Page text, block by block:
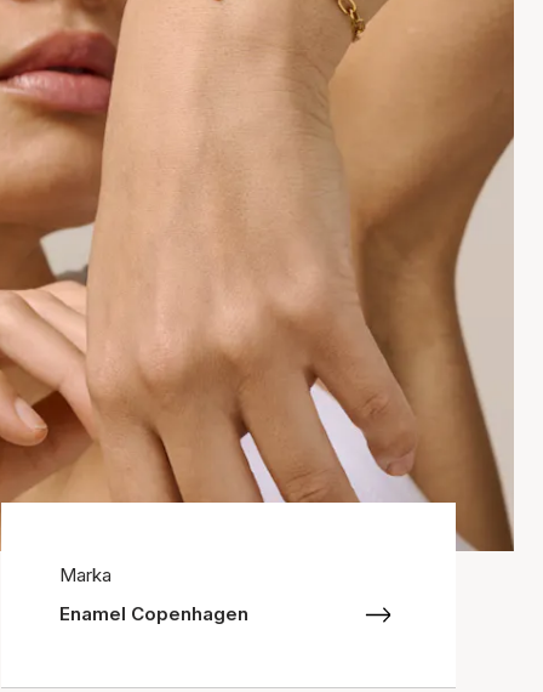
Marka
Enamel Copenhagen